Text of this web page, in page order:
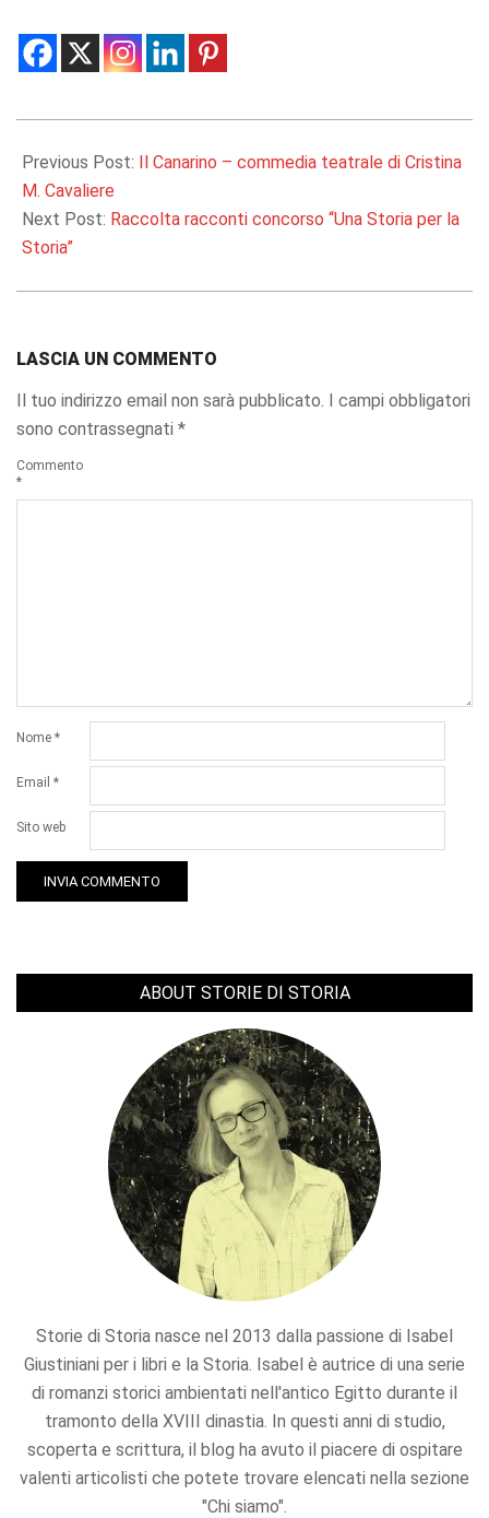
10-
23
Previous Post: Il Canarino – commedia teatrale di Cristina
M. Cavaliere
Next Post: Raccolta racconti concorso “Una Storia per la
Storia”
LASCIA UN COMMENTO
Il tuo indirizzo email non sarà pubblicato. I campi obbligatori
sono contrassegnati *
Commento
*
Nome *
Email *
Sito web
ABOUT STORIE DI STORIA
Storie di Storia nasce nel 2013 dalla passione di Isabel
Giustiniani per i libri e la Storia. Isabel è autrice di una serie
di romanzi storici ambientati nell'antico Egitto durante il
tramonto della XVIII dinastia. In questi anni di studio,
scoperta e scrittura, il blog ha avuto il piacere di ospitare
valenti articolisti che potete trovare elencati nella sezione
"Chi siamo".